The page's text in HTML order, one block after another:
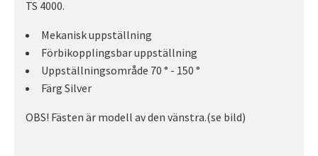
TS 4000.
Mekanisk uppställning
Förbikopplingsbar uppställning
Uppställningsområde 70 ° - 150 °
Färg Silver
OBS! Fästen är modell av den vänstra.(se bild)